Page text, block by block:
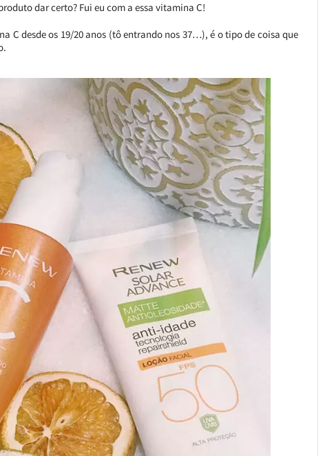
dar certo? Fui eu com a essa vitamina C!
C desde os 19/20 anos (tô entrando nos 37…), é o tipo de coisa que